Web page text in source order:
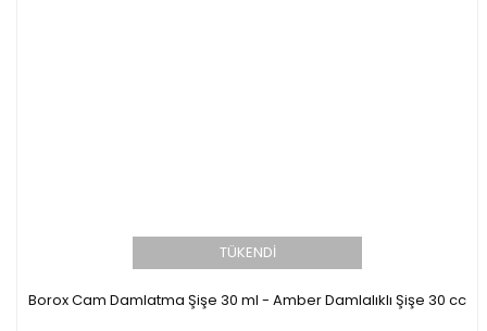
TÜKENDİ
Borox Cam Damlatma Şişe 30 ml - Amber Damlalıklı Şişe 30 cc